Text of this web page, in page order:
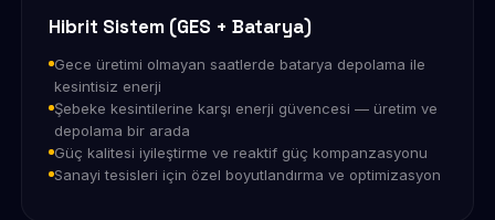
Hibrit Sistem (GES + Batarya)
Gece üretimi olmayan saatlerde batarya depolama ile
kesintisiz enerji
Şebeke kesintilerine karşı enerji güvencesi — üretim ve
depolama bir arada
Güç kalitesi iyileştirme ve reaktif güç kompanzasyonu
Sanayi tesisleri için özel boyutlandırma ve optimizasyon